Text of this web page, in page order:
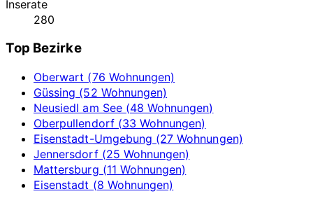
Inserate
280
Top Bezirke
Oberwart (76 Wohnungen)
Güssing (52 Wohnungen)
Neusiedl am See (48 Wohnungen)
Oberpullendorf (33 Wohnungen)
Eisenstadt-Umgebung (27 Wohnungen)
Jennersdorf (25 Wohnungen)
Mattersburg (11 Wohnungen)
Eisenstadt (8 Wohnungen)